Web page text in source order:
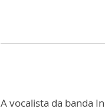
A vocalista da banda